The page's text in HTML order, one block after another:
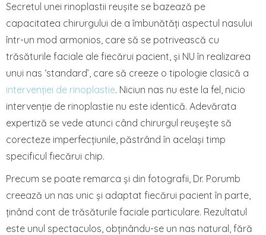
Secretul unei rinoplastii reușite se bazează pe
capacitatea chirurgului de a îmbunătăți aspectul nasului
într-un mod armonios, care să se potrivească cu
trăsăturile faciale ale fiecărui pacient, și NU în realizarea
unui nas ‘standard’, care să creeze o tipologie clasică a
intervenției de rinoplastie. Niciun nas nu este la fel, nicio
intervenție de rinoplastie nu este identică. Adevărata
expertiză se vede atunci când chirurgul reușește să
corecteze imperfecțiunile, păstrând în același timp
specificul fiecărui chip.
Precum se poate remarca și din fotografii, Dr. Porumb
creează un nas unic și adaptat fiecărui pacient în parte,
ținând cont de trăsăturile faciale particulare. Rezultatul
este unul spectaculos, obținându-se un nas natural, fără